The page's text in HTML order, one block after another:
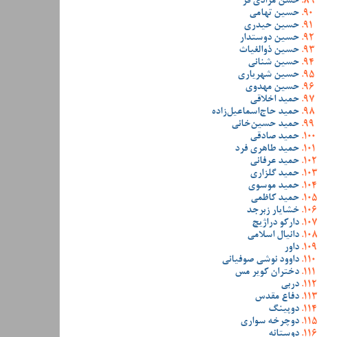
حسین تهامی
حسین حیدری
حسین دوستدار
حسین ذوالغیاث
حسین شنانی
حسین شهریاری
حسین مهدوی
حمید اخلاقی
حمید حاج‌اسماعیل‌زاده
حمید حسین‌خانی
حمید صادقی
حمید طاهری فرد
حمید عرفانی
حمید گلزاری
حمید موسوی
حمید کاظمی
خشایار زبرجد
دارکو دراژیچ
دانیال اسلامی
داور
داوود نوشی صوفیانی
دختران کویر مس
دربی
دفاع مقدس
دوپینگ
دوچرخه سواری
دوستانه